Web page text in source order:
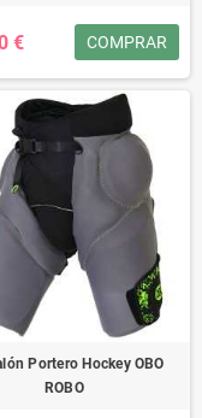
€ COMPRAR
Portero Hockey OBO
ROBO